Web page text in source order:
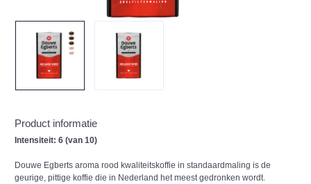
Product informatie
Intensiteit: 6 (van 10)
Douwe Egberts aroma rood kwaliteitskoffie in standaardmaling is de
geurige, pittige koffie die in Nederland het meest gedronken wordt.